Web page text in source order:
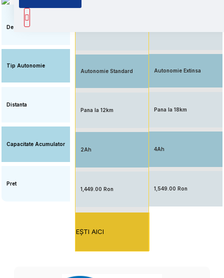
Descriere
Tip Autonomie
Distanta
Capacitate Acumulator
Pret
Standard: Pret accesibil,
Autonomie Standard
Pana la 12km
2Ah
1,449.00 Ron
EŞTI AICI
Autonomie Extinsa
Pana la 18km
4Ah
1,549.00 Ron